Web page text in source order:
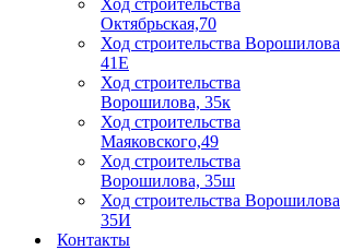
Ход строительства
Октябрьская,70
Ход строительства Ворошилова
41Е
Ход строительства
Ворошилова, 35к
Ход строительства
Маяковского,49
Ход строительства
Ворошилова, 35ш
Ход строительства Ворошилова
35И
Контакты